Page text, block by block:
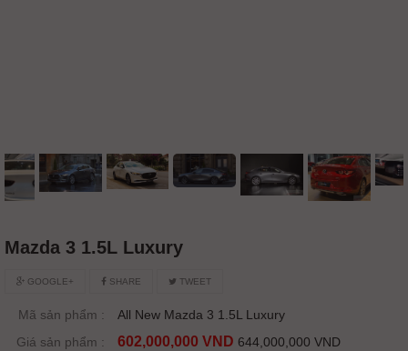
Mazda 3 1.5L Luxury
GOOGLE+ SHARE TWEET
Mã sản phẩm :
All New Mazda 3 1.5L Luxury
Giá sản phẩm :
602,000,000 VND 644,000,000 VND